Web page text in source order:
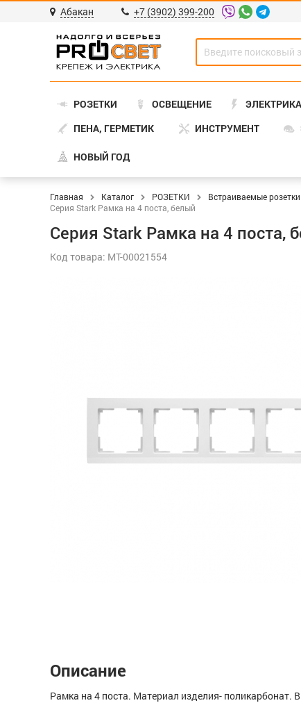
Абакан +7 (3902) 399-200
РОЗЕТКИ ОСВЕЩЕНИЕ ЭЛЕКТРИКА
ПЕНА, ГЕРМЕТИК
ИНСТРУМЕНТ
НОВЫЙ ГОД
Главная Каталог РОЗЕТКИ Встраиваемые
Серия Stark Рамка на 4 поста, белый
Серия Stark Рамка на 4 поста,
Код товара: МТ-00021554
Описание
Рамка на 4 поста. Материал изделия-